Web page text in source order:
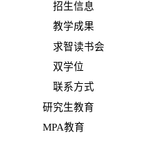
招生信息
教学成果
求智读书会
双学位
联系方式
研究生教育
MPA教育